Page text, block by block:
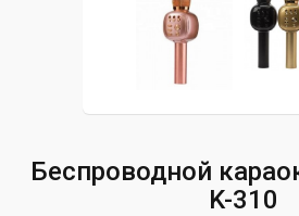
Беспроводной
K-310